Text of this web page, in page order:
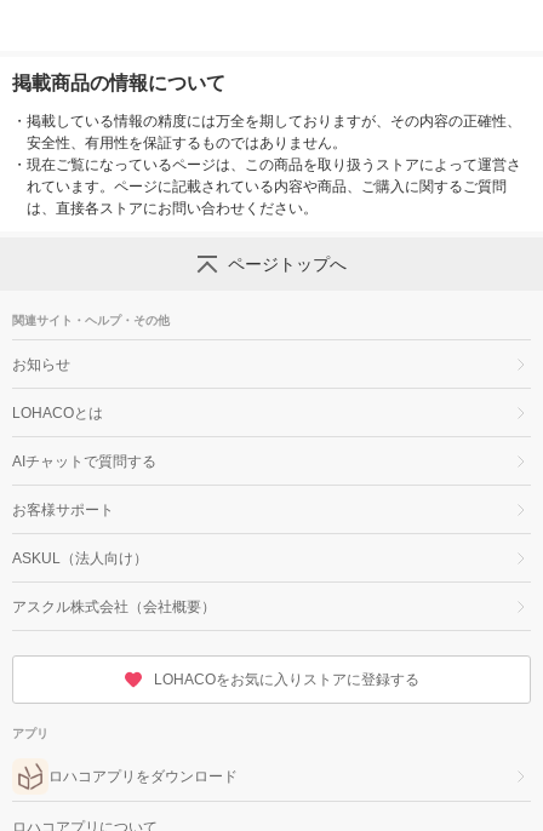
掲載商品の情報について
・ 掲載している情報の精度には万全を期しておりますが、その内容の正確性、
安全性、有用性を保証するものではありません。
・ 現在ご覧になっているページは、この商品を取り扱うストアによって運営さ
れています。ページに記載されている内容や商品、ご購入に関するご質問
は、直接各ストアにお問い合わせください。
ページトップへ
関連サイト・ヘルプ・その他
お知らせ
LOHACOとは
AIチャットで質問する
お客様サポート
ASKUL（法人向け）
アスクル株式会社（会社概要）
LOHACOをお気に入りストアに登録する
アプリ
ロハコアプリをダウンロード